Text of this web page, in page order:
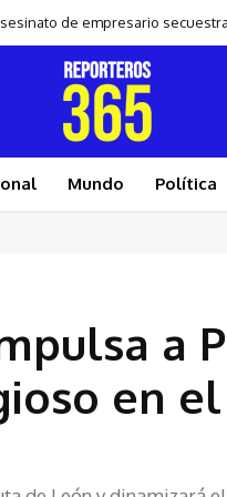
de empresario
Mundo Política
a
en